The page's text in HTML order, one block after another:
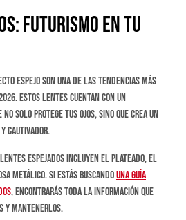
Futurismo en tu
espejo son una de las tendencias más
Estos lentes cuentan con un
solo protege tus ojos, sino que crea un
cautivador.
espejados incluyen el plateado, el
metálico. Si estás buscandouna guía
, encontrarás toda la información que
y mantenerlos.